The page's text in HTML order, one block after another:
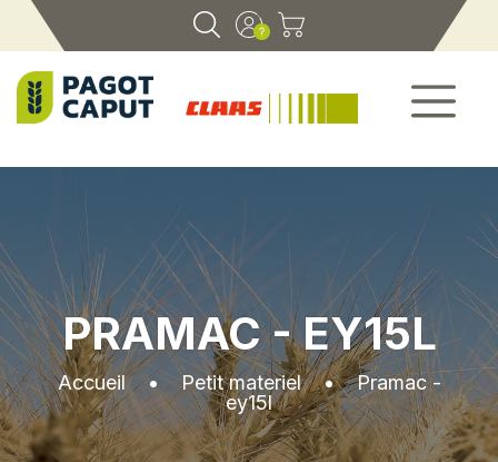
PRAMAC - EY15L
Accueil•Petit materiel•Pramac -
ey15l